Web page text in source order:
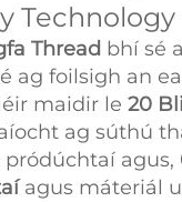
Technology
Thread bhí sé
ag foilsigh an
maidir le 20
ag súthú
pródúchtaí agus,
agus máteriál